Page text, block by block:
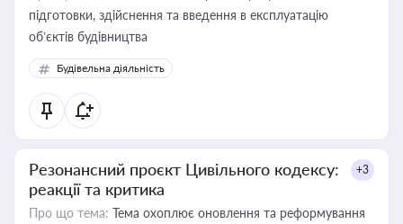
підготовки, здійснення та введення в експлуатацію
об’єктів будівництва
Будівельна діяльність
Резонансний проєкт Цивільного кодексу:
реакції та критика
+3
Про що тема: Тема охоплює оновлення та реформування